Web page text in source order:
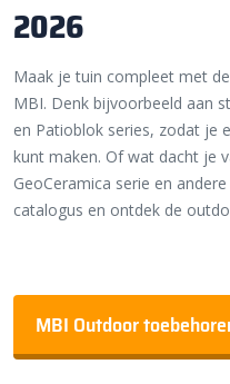
2026
Maak je tuin compleet met
MBI. Denk bijvoorbeeld aan
en Patioblok series, zodat je
kunt maken. Of wat dacht je
GeoCeramica serie en
catalogus en ontdek de
MBI Outdoor